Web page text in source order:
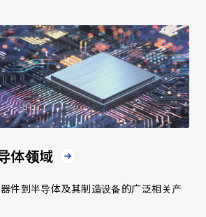
体领域
件到半导体及其制造设备的广泛相关产